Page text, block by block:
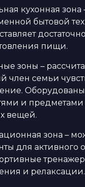
кухонная зона
бытовой
пищи.
зоны –
член семьи
и предметами
вещей.
зона –
для активного
и релаксации.